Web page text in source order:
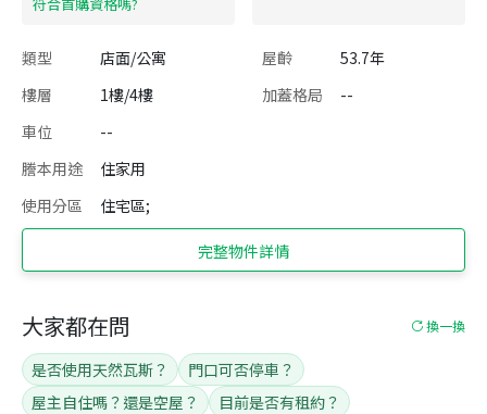
類型 店面/公寓 屋齡
53.7年
樓層
1樓/4樓 加蓋格局
--
車位
--
謄本用途
住家用
使用分區
住宅區;
完整物件詳情
大家都在問 換一換
是否使用天然瓦斯？
門口可否停車？
屋主自住嗎？還是空屋？
目前是否有租約？